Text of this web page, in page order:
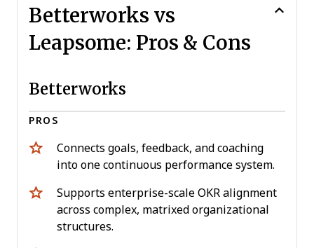
Betterworks vs
Leapsome: Pros & Cons
Betterworks
PROS
Connects goals, feedback, and coaching
into one continuous performance system.
Supports enterprise-scale OKR alignment
across complex, matrixed organizational
structures.